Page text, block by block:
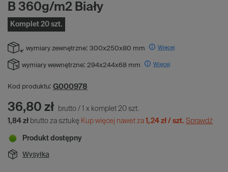
B 360g/m2 Biały
Komplet 20 szt.
wymiary zewnętrzne: 300x250x80 mm Więcej
wymiary wewnętrzne: 294x244x68 mm Więcej
Kod produktu: G000978
36,80 zł brutto / 1 x komplet 20 szt.
1,84 zł brutto za sztukę Kup więcej nawet za 1,24 zł / szt. Sprawdź
Produkt dostępny
Wysyłka